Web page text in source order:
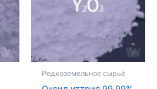
Редкоземельное сырьё